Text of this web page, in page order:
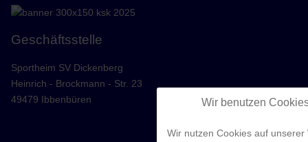
Geschäftsstelle
Sportheim SV Dickenberg
Heinrich - Brockmann - Str. 23
49479 Ibbenbüren
Wir benutzen
Wir nutzen Cookies auf unserer